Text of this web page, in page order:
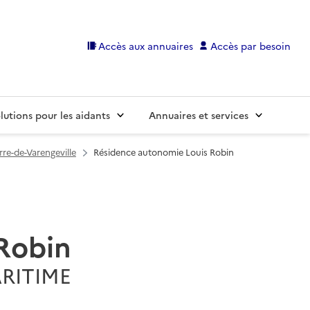
Accès aux annuaires Accès par besoin
pour les aidants Annuaires et services
de-Varengeville Résidence autonomie Louis Robin